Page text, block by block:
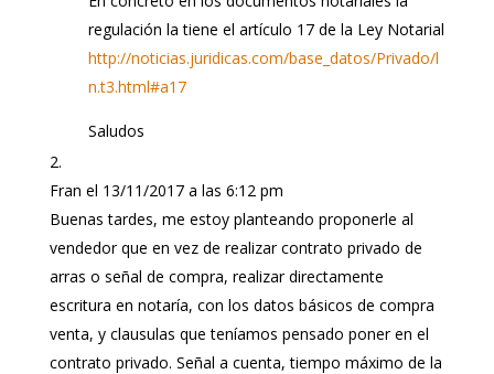
regulación la tiene el artículo 17 de la Ley Notarial
http://noticias.juridicas.com/base_datos/Privado/l
n.t3.html#a17
Saludos
Fran el 13/11/2017 a las 6:12 pm
Buenas tardes, me estoy planteando proponerle al
vendedor que en vez de realizar contrato privado de
arras o señal de compra, realizar directamente
escritura en notaría, con los datos básicos de compra
venta, y clausulas que teníamos pensado poner en el
contrato privado. Señal a cuenta, tiempo máximo de la